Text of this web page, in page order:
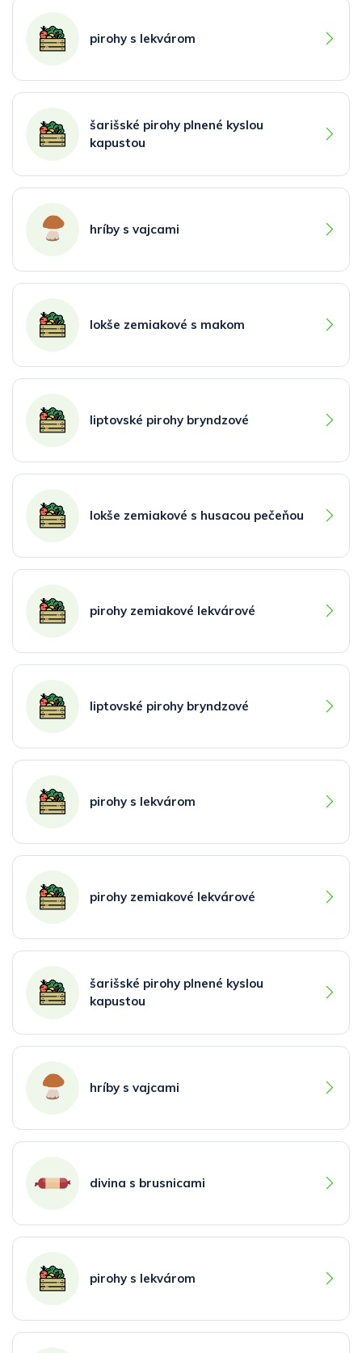
pirohy s lekvárom
šarišské pirohy plnené kyslou
kapustou
hríby s vajcami
lokše zemiakové s makom
liptovské pirohy bryndzové
lokše zemiakové s husacou pečeňou
pirohy zemiakové lekvárové
liptovské pirohy bryndzové
pirohy s lekvárom
pirohy zemiakové lekvárové
šarišské pirohy plnené kyslou
kapustou
hríby s vajcami
divina s brusnicami
pirohy s lekvárom